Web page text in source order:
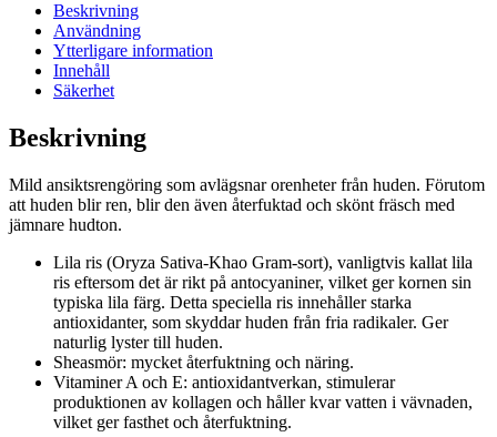
Beskrivning
Användning
Ytterligare information
Innehåll
Säkerhet
Beskrivning
Mild ansiktsrengöring som avlägsnar orenheter från huden. Förutom
att huden blir ren, blir den även återfuktad och skönt fräsch med
jämnare hudton.
Lila ris (Oryza Sativa-Khao Gram-sort), vanligtvis kallat lila
ris eftersom det är rikt på antocyaniner, vilket ger kornen sin
typiska lila färg. Detta speciella ris innehåller starka
antioxidanter, som skyddar huden från fria radikaler. Ger
naturlig lyster till huden.
Sheasmör: mycket återfuktning och näring.
Vitaminer A och E: antioxidantverkan, stimulerar
produktionen av kollagen och håller kvar vatten i vävnaden,
vilket ger fasthet och återfuktning.